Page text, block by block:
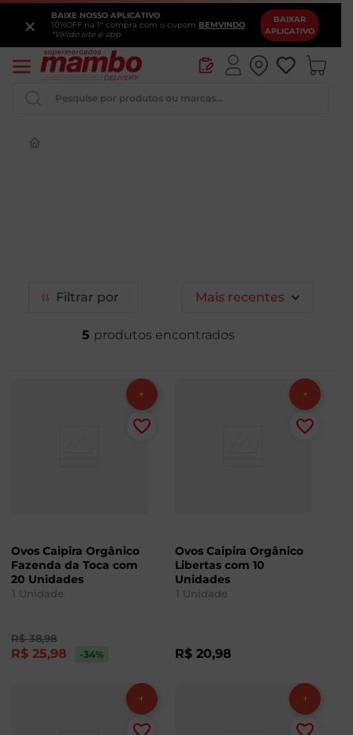
BAIXE NOSSO APLICATIVO
10%OFF na 1ª compra com o cupom BEMVINDO
*Válido site e app
BAIXAR
APLICATIVO
×
Pesquise por produtos ou marcas...
Filtrar Mais recentes
5
Ovos Caipira Orgânico
Fazenda da Toca com
20 Unidades
1 Unidade
R$ 38,98
R$ 25,98 -34%
Ovos Caipira Orgânico
Libertas com 10
Unidades
1 Unidade
R$ 20,98